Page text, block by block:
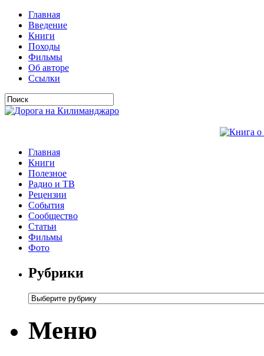
Главная
Введение
Книги
Походы
Фильмы
Об авторе
Ссылки
Главная
Книги
Полезное
Радио и ТВ
Рецензии
События
Сообщество
Статьи
Фильмы
Фото
Рубрики
Меню